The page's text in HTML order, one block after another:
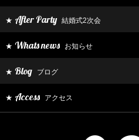
★ After Party 結婚式2次会
★ Whats news お知らせ
★ Blog ブログ
★ Access アクセス